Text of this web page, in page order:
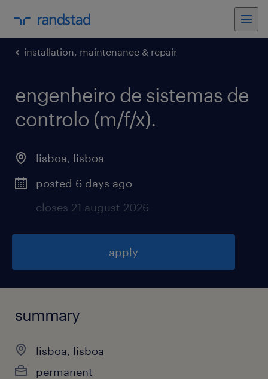
installation, maintenance & repair
engenheiro de sistemas de
controlo (m/f/x).
lisboa, lisboa
posted 6 days ago
closes 21 august 2026
apply
summary
lisboa, lisboa
permanent